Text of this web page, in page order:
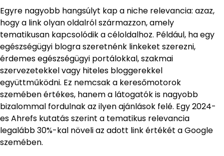
Egyre nagyobb hangsúlyt kap a niche relevancia: azaz,
hogy a link olyan oldalról származzon, amely
tematikusan kapcsolódik a céloldalhoz. Például, ha egy
egészségügyi blogra szeretnénk linkeket szerezni,
érdemes egészségügyi portálokkal, szakmai
szervezetekkel vagy hiteles bloggerekkel
együttműködni. Ez nemcsak a keresőmotorok
szemében értékes, hanem a látogatók is nagyobb
bizalommal fordulnak az ilyen ajánlások felé. Egy 2024-
es Ahrefs kutatás szerint a tematikus relevancia
legalább 30%-kal növeli az adott link értékét a Google
szemében.